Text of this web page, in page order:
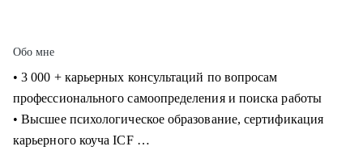
Обо мне
• 3 000 + карьерных консультаций по вопросам
профессионального самоопределения и поиска работы
• Высшее психологическое образование, сертификация
карьерного коуча ICF